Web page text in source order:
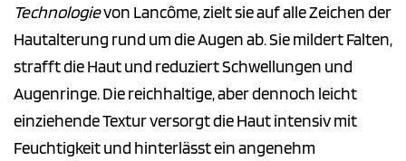
Technologievon Lancôme, zielt sie auf alle Zeichen der
Hautalterung rund um die Augen ab. Sie mildert Falten,
strafft die Haut und reduziert Schwellungen und
Augenringe. Die reichhaltige, aber dennoch leicht
einziehende Textur versorgt die Haut intensiv mit
Feuchtigkeit und hinterlässt ein angenehm